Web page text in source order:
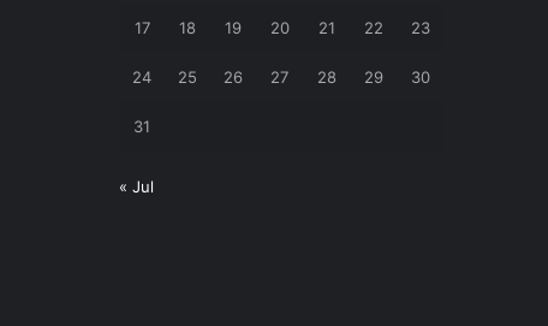
17 18 19 20 21 22 23
24 25 26 27 28 29 30
31
« Jul